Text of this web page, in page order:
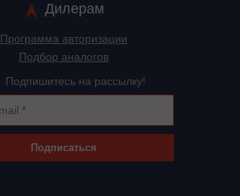
Дилерам
Программа авторизации
Подбор аналогов
Подпишитесь на рассылку!
Подписаться